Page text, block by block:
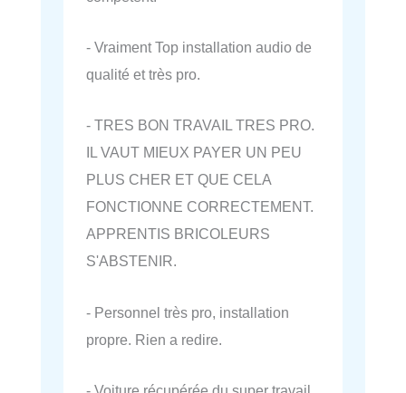
- Vraiment Top installation audio de
qualité et très pro.
- TRES BON TRAVAIL TRES PRO.
IL VAUT MIEUX PAYER UN PEU
PLUS CHER ET QUE CELA
FONCTIONNE CORRECTEMENT.
APPRENTIS BRICOLEURS
S'ABSTENIR.
- Personnel très pro, installation
propre. Rien a redire.